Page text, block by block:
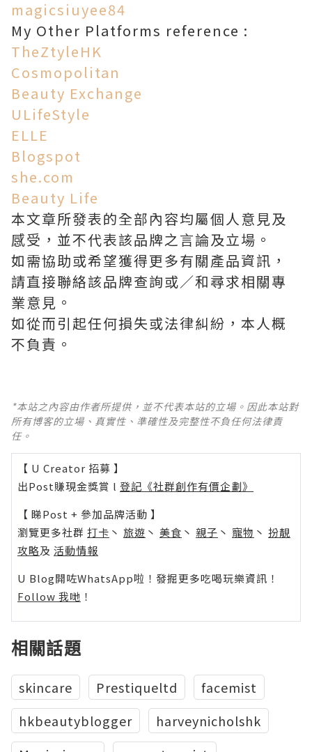
magicsiuyee84
My Other Platforms reference :
TheZtyleHK
Cosmopolitan
Beauty Exchange
ULifeStyle
ELLE
Blogspot
she.com
Beauty Life
本文章所發表的全部內容均屬個人意見及
感受，並不代表該品牌之言論及立場。
如需協助或希望獲得更多有關產品資訊，
請直接聯絡該品牌查詢或∕和尋求相關專
業意見。
如從而引起任何損失或法律糾紛，本人概
不負責。
*本站之內容由作者所提供，並不代表本站的立場。因此本站對
所有博客的立場、真實性、準確性及完整性不負任何法律責
任。
【 U Creator 招募 】
出Post賺現金獎賞 l 登記《社群創作有價企劃》
【 睇Post + 參加品牌活動 】
瀏覽更多社群 打卡 丶 旅遊 丶 美食 丶 親子 丶 寵物 丶 扮靚
攻略及 活動情報
U Blog開咗WhatsApp啦！發掘更多吃喝玩樂資訊！
Follow 我哋 ！
相關話題
skincare Prestiqueltd
facemist
hkbeautyblogger
harveynicholshk